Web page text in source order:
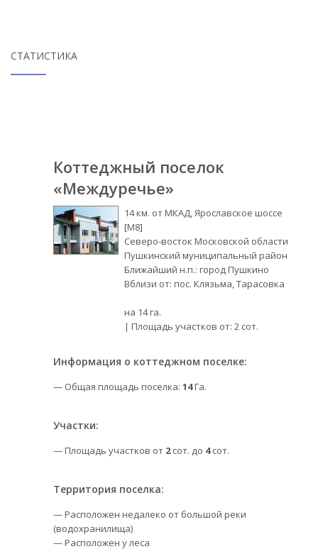
СТАТИСТИКА
Коттеджный поселок
«Междуречье»
14 км. от МКАД, Ярославское шоссе
[М8]
Северо-восток Московской области
Пушкинский муниципальный район
Ближайший н.п.: город Пушкино
Вблизи от: пос. Клязьма, Тарасовка
на 14 га.
| Площадь участков от: 2 сот.
Информация о коттеджном поселке:
— Общая площадь поселка: 14Га.
Участки:
— Площадь участков от 2сот. до 4сот.
Территория поселка:
— Расположен недалеко от большой реки
(водохранилища)
— Расположен у леса